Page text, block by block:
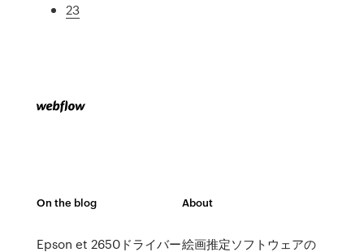
23
On the blog
Epson et 2650ドライバー
About
絵画推定ソフトウェアの